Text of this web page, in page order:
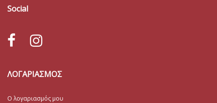
Social
ΛΟΓΑΡΙΑΣΜΟΣ
Ο λογαριασμός μου